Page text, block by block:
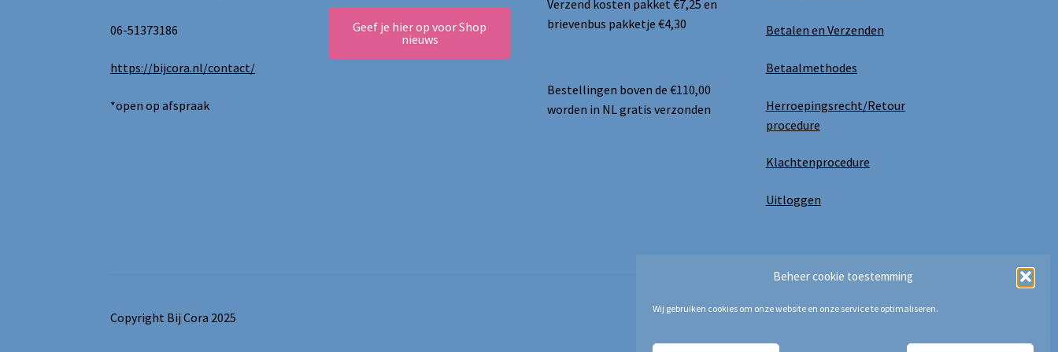
Beheer cookie toestemming
Wij gebruiken cookies om onze website en onze service te optimaliseren.
06-51373186
https://bijcora.nl/contact/
*open op afspraak
Geef je hier op voor Shop
nieuws
Verzend kosten pakket €7,25 en
brievenbus pakketje €4,30
Bestellingen boven de €110,00
worden in NL gratis verzonden
Betalen en Verzenden
Betaalmethodes
Herroepingsrecht/Retour
procedure
Klachtenprocedure
Uitloggen
Copyright Bij Cora 2025